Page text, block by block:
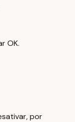
OK.
por